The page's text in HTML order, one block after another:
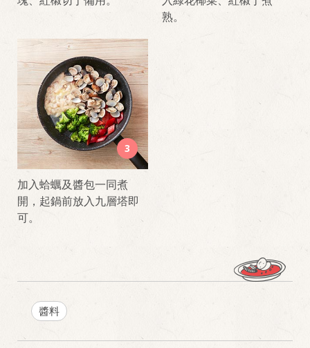
熟。
3
加入蛤蠣及醬包一同煮
開，起鍋前放入九層塔即
可。
醬料